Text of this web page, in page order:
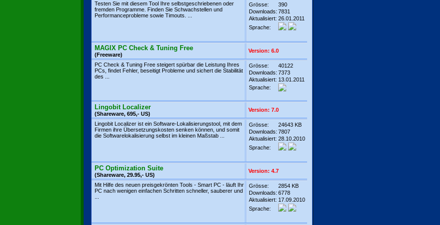
Testen Sie mit diesem Tool Ihre selbstgeschriebenen oder
fremden Programme. Finden Sie Schwachstellen und
Performanceprobleme sowie Timouts. ...
Grösse:
390
Downloads: 7831
Aktualisiert: 26.01.2011
Sprache:
MAGIX PC Check & Tuning Free
(Freeware)
Version: 6.0
PC Check & Tuning Free steigert spürbar die Leistung Ihres
PCs, findet Fehler, beseitigt Probleme und sichert die Stabilität
des ...
Grösse:
40122
Downloads: 7373
Aktualisiert: 13.01.2011
Sprache:
Lingobit Localizer
(Shareware, 695,- US)
Version: 7.0
Lingobit Localizer ist ein Software-Lokalisierungstool, mit dem
Firmen ihre Übersetzungskosten senken können, und somit
die Softwarelokalisierung selbst im kleinen Maßstab ...
Grösse:
24643 KB
Downloads: 7807
Aktualisiert: 28.10.2010
Sprache:
PC Optimization Suite
(Shareware, 29.95,- US)
Version: 4.7
Mit Hilfe des neuen preisgekrönten Tools - Smart PC - läuft Ihr
PC nach wenigen einfachen Schritten schneller, sauberer und
Grösse:
2854 KB
Downloads: 6778
Aktualisiert: 17.09.2010
Sprache: